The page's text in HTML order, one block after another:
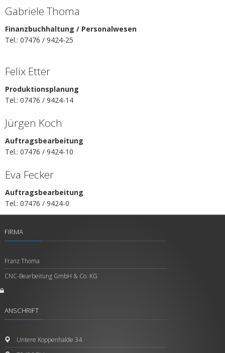
Gabriele Thoma
Finanzbuchhaltung / Personalwesen
Tel.: 07476 / 9424-25
Felix Etter
Produktionsplanung
Tel.: 07476 / 9424-14
Jürgen Koch
Auftragsbearbeitung
Tel.: 07476 / 9424-10
Eva Fecker
Auftragsbearbeitung
Tel.: 07476 / 9424-0
FIRMA
Franz Thoma
CNC-Bearbeitung GmbH & Co. KG
ANSCHRIFT
Untere Koppenhalde 34